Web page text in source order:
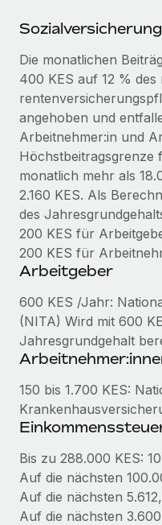
Lückenlose Compliance
Geräteverwaltung
Globale Bereitstellung
Geräten
Gründung von
Schnelle,
Niederlassungen
Mobilität und
Mühelose Relocation
Benefits
Weaviate auf einen Blick
Open-Source-
Mehr erfahren
Strategische
Reverse Tech und
Management und
Reverse Tech auf einen
Wellness-Startup
Mehr erfahren
BLOG
Globale Payroll
EOR und PEO
Contractor
Steuern
Den Blog erkunden
BLOG
Neues zu Remote-
Plus
Auch im neuen Jahr
aller Größen dabei
Mehr erfahren
mit Remote
Phiture ist der
Wachstumsberatung für
Sozialversicherung
Die monatlichen
400 KES auf 12 % des
angehoben und
Arbeitnehmer:in und
Höchstbeitragsgrenze
monatlich mehr als
2.160 KES. Als
des
200 KES für
200 KES für
Arbeitgeber
600 KES /Jahr:
(NITA) Wird mit 600
Jahresgrundgehalt
150 bis 1.700 KES:
Bis zu 288.000 KES:
Auf die nächsten
Auf die nächsten
Auf die nächsten